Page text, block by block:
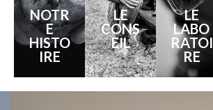
NOTR
E
HISTO
IRE
LE
CONS
EIL
LE
LABO
RATOI
RE